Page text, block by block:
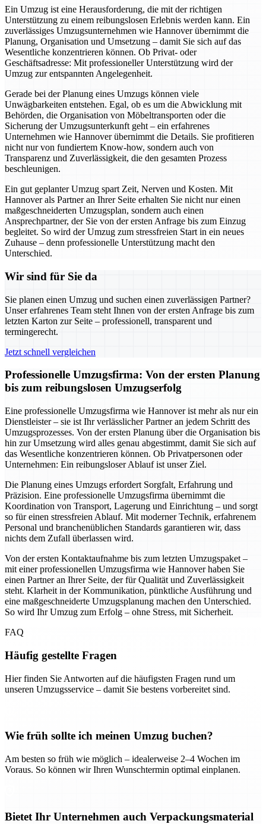
Ein Umzug ist eine Herausforderung, die mit der richtigen
Unterstützung zu einem reibungslosen Erlebnis werden kann. Ein
zuverlässiges Umzugsunternehmen wie Hannover übernimmt die
Planung, Organisation und Umsetzung – damit Sie sich auf das
Wesentliche konzentrieren können. Ob Privat- oder
Geschäftsadresse: Mit professioneller Unterstützung wird der
Umzug zur entspannten Angelegenheit.
Gerade bei der Planung eines Umzugs können viele
Unwägbarkeiten entstehen. Egal, ob es um die Abwicklung mit
Behörden, die Organisation von Möbeltransporten oder die
Sicherung der Umzugsunterkunft geht – ein erfahrenes
Unternehmen wie Hannover übernimmt die Details. Sie profitieren
nicht nur von fundiertem Know-how, sondern auch von
Transparenz und Zuverlässigkeit, die den gesamten Prozess
beschleunigen.
Ein gut geplanter Umzug spart Zeit, Nerven und Kosten. Mit
Hannover als Partner an Ihrer Seite erhalten Sie nicht nur einen
maßgeschneiderten Umzugsplan, sondern auch einen
Ansprechpartner, der Sie von der ersten Anfrage bis zum Einzug
begleitet. So wird der Umzug zum stressfreien Start in ein neues
Zuhause – denn professionelle Unterstützung macht den
Unterschied.
Wir sind für Sie da
Sie planen einen Umzug und suchen einen zuverlässigen Partner?
Unser erfahrenes Team steht Ihnen von der ersten Anfrage bis zum
letzten Karton zur Seite – professionell, transparent und
termingerecht.
Jetzt schnell vergleichen
Professionelle Umzugsfirma: Von der ersten Planung
bis zum reibungslosen Umzugserfolg
Eine professionelle Umzugsfirma wie Hannover ist mehr als nur ein
Dienstleister – sie ist Ihr verlässlicher Partner an jedem Schritt des
Umzugsprozesses. Von der ersten Planung über die Organisation bis
hin zur Umsetzung wird alles genau abgestimmt, damit Sie sich auf
das Wesentliche konzentrieren können. Ob Privatpersonen oder
Unternehmen: Ein reibungsloser Ablauf ist unser Ziel.
Die Planung eines Umzugs erfordert Sorgfalt, Erfahrung und
Präzision. Eine professionelle Umzugsfirma übernimmt die
Koordination von Transport, Lagerung und Einrichtung – und sorgt
so für einen stressfreien Ablauf. Mit moderner Technik, erfahrenem
Personal und branchenüblichen Standards garantieren wir, dass
nichts dem Zufall überlassen wird.
Von der ersten Kontaktaufnahme bis zum letzten Umzugspaket –
mit einer professionellen Umzugsfirma wie Hannover haben Sie
einen Partner an Ihrer Seite, der für Qualität und Zuverlässigkeit
steht. Klarheit in der Kommunikation, pünktliche Ausführung und
eine maßgeschneiderte Umzugsplanung machen den Unterschied.
So wird Ihr Umzug zum Erfolg – ohne Stress, mit Sicherheit.
FAQ
Häufig gestellte Fragen
Hier finden Sie Antworten auf die häufigsten Fragen rund um
unseren Umzugsservice – damit Sie bestens vorbereitet sind.
Wie früh sollte ich meinen Umzug buchen?
Am besten so früh wie möglich – idealerweise 2–4 Wochen im
Voraus. So können wir Ihren Wunschtermin optimal einplanen.
Bietet Ihr Unternehmen auch Verpackungsmaterial